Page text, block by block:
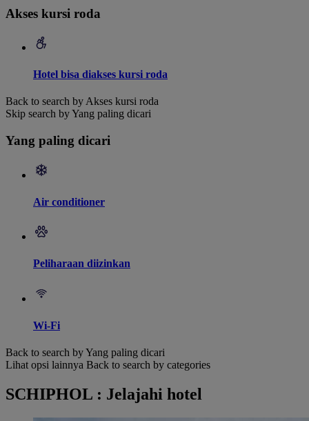
Akses kursi roda
Hotel bisa diakses kursi roda
Back to search by Akses kursi roda
Skip search by Yang paling dicari
Yang paling dicari
Air conditioner
Peliharaan diizinkan
Wi-Fi
Back to search by Yang paling dicari
Lihat opsi lainnya Back to search by categories
SCHIPHOL : Jelajahi hotel